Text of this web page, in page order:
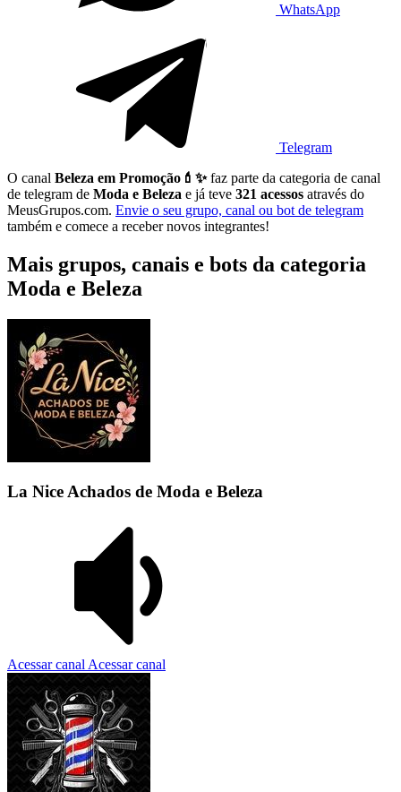
WhatsApp
Telegram
O canal Beleza em Promoção💄✨faz parte da categoria de canal
de telegram de Moda e Beleza e já teve 321 acessos através do
MeusGrupos.com. Envie o seu grupo, canal ou bot de telegram
também e comece a receber novos integrantes!
Mais grupos, canais e bots da categoria
Moda e Beleza
La Nice Achados de Moda e Beleza
Acessar canal Acessar canal